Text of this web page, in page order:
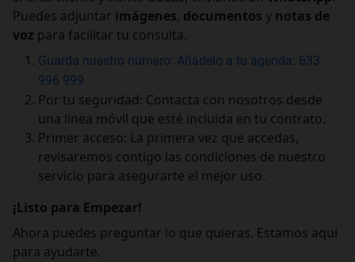
Puedes adjuntar imágenes, documentos y notas de
voz para facilitar tu consulta.
Guarda nuestro número: Añádelo a tu agenda: 633
996 999
Por tu seguridad: Contacta con nosotros desde
una línea móvil que esté incluida en tu contrato.
Primer acceso: La primera vez que accedas,
revisaremos contigo las condiciones de nuestro
servicio para asegurarte el mejor uso.
¡Listo para Empezar!
Ahora puedes preguntar lo que quieras. Estamos aquí
para ayudarte.